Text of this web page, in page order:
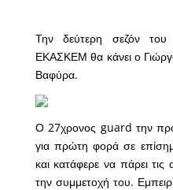
Την δεύτερη σεζόν
ΕΚΑΣΚΕΜ θα κάνει ο
Βαφύρα.
Ο 27χρονος guard την
για πρώτη φορά σε
και κατάφερε να πάρει
την συμμετοχή του.